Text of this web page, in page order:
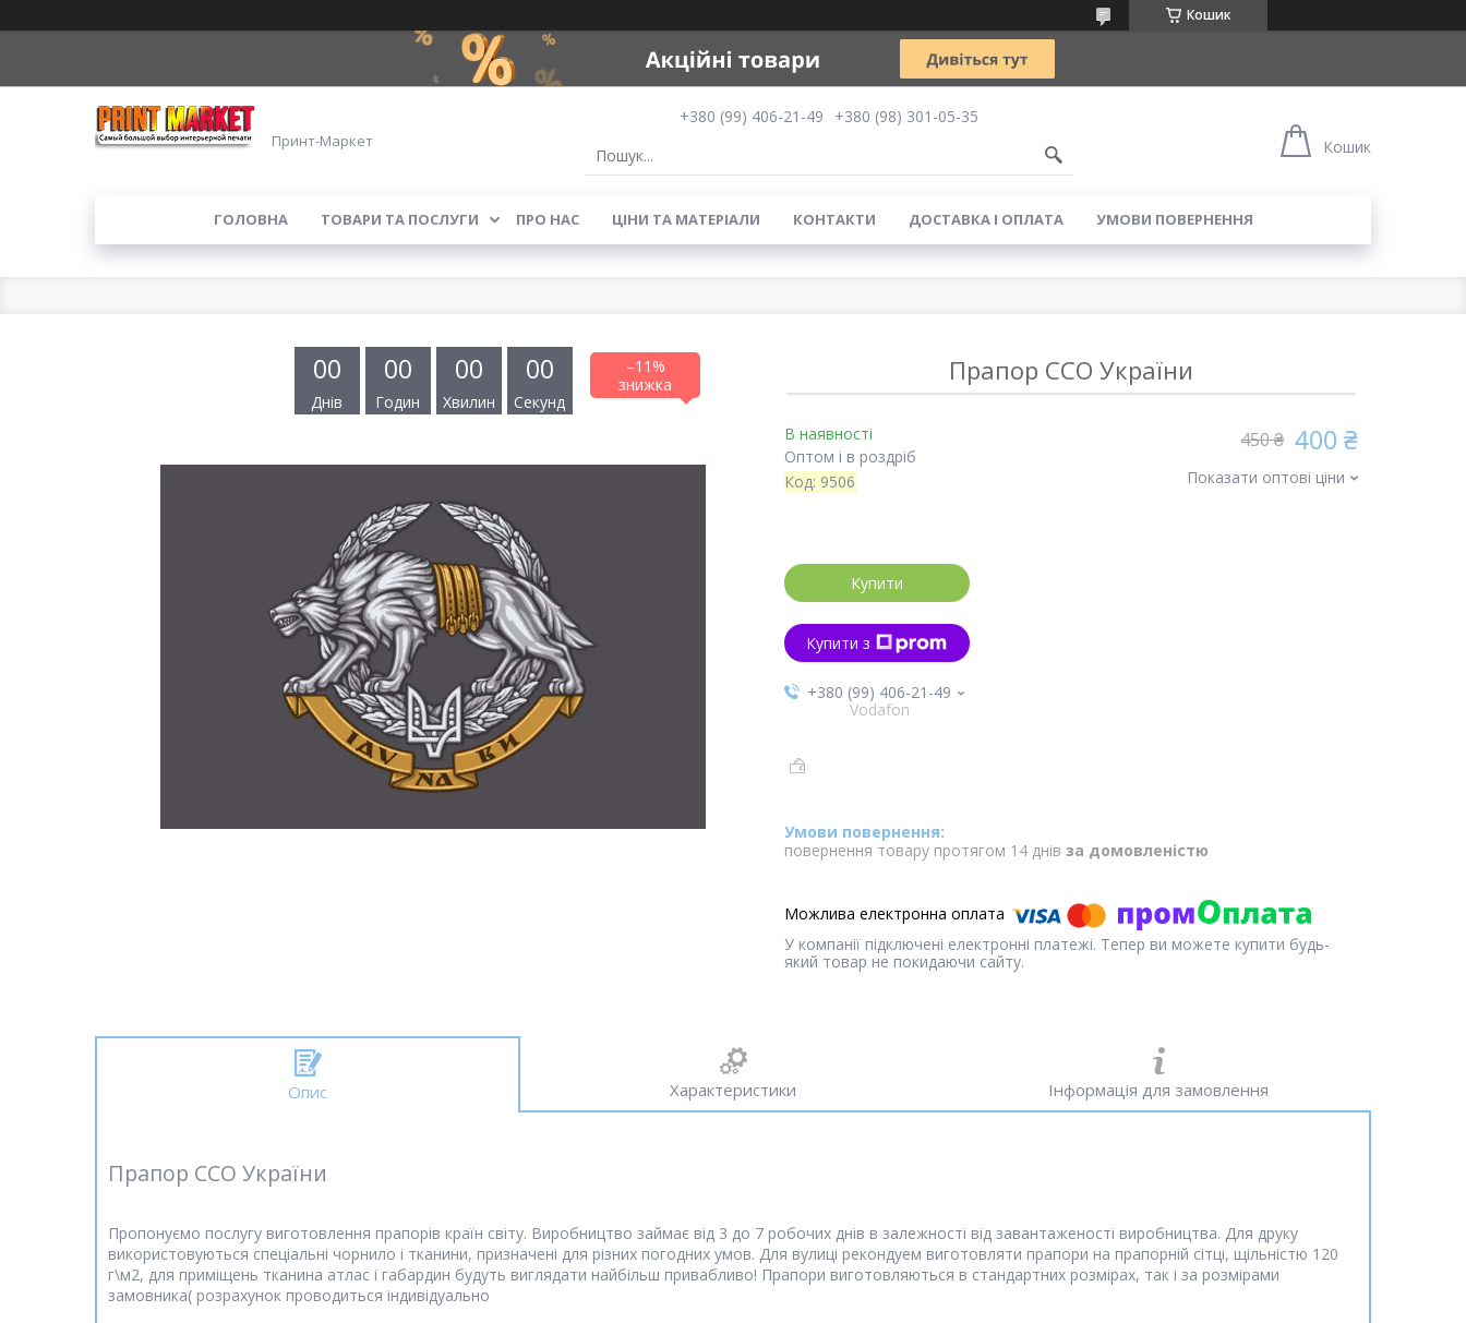
Кошик
Принт-Маркет
+380 (99) 406-21-49
+380 (98) 301-05-35
Кошик
ГОЛОВНА ТОВАРИ ТА ПОСЛУГИ ПРО НАС ЦІНИ ТА МАТЕРІАЛИ КОНТАКТИ ДОСТАВКА І ОПЛАТА УМОВИ ПОВЕРНЕННЯ
–11%
00
Днів
00
Годин
00
Хвилин
00
Секунд
Прапор CCO України
В наявності
Оптом і в роздріб
Код: 9506
450 ₴ 400 ₴
Показати оптові ціни
Купити
Купити з
+380 (99) 406-21-49
Vodafon
повернення товару протягом 14 днів за домовленістю
У компанії підключені електронні платежі. Тепер ви можете купити будь-
який товар не покидаючи сайту.
Опис Характеристики Інформація для замовлення
Прапор CCO України
Пропонуємо послугу виготовлення прапорів країн світу. Виробництво займає від 3 до 7 робочих днів в залежності від завантаженості виробництва. Для друку
використовуються спеціальні чорнило і тканини, призначені для різних погодних умов. Для вулиці рекондуем виготовляти прапори на прапорній сітці, щільністю 120
г\м2, для приміщень тканина атлас і габардин будуть виглядати найбільш привабливо! Прапори виготовляються в стандартних розмірах, так і за розмірами
замовника( розрахунок проводиться індивідуально